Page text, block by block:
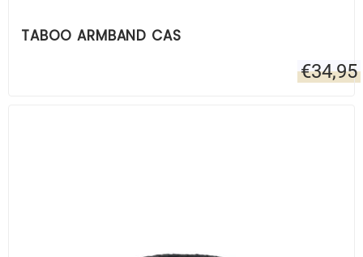
TABOO ARMBAND CAS
€34,95